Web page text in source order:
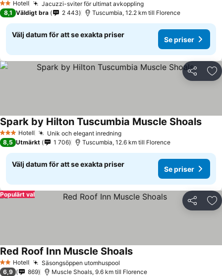
2 Stjärnor
Hotell Jacuzzi-sviter för ultimat avkoppling
8,1 Väldigt bra 2 443 Tuscumbia, 12.2 km till Florence
Välj datum för att se exakta priser
Se priser
Dela
3 StjärnorHotell Unik och elegant inredning
Spark by Hilton Tuscumbia Muscle Shoals
8,5 Utmärkt 1 706 Tuscumbia, 12.6 km till Florence
Välj datum för att se exakta priser
Se priser
Dela
Populärt val
2 Stjärnor
Hotell Säsongsöppen utomhuspool
Red Roof Inn Muscle Shoals
6,9 869 Muscle Shoals, 9.6 km till Florence